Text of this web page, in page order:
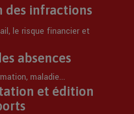
des infractions
le risque financier et
absences
maladie...
et édition